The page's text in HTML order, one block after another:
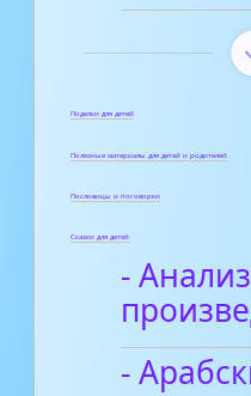
Поделки для детей
Полезные материалы для детей и родителей
Пословицы и поговорки
Сказки для детей
- Анализ
-